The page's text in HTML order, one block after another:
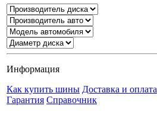
Информация
Как купить шины Доставка и оплата
Гарантия Справочник